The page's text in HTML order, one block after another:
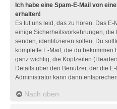
Ich habe eine Spam-E-Mail von
erhalten!
Es tut uns leid, das zu hören. Das
einige Sicherheitsvorkehrungen, die
senden, identifizieren sollen. Du
komplette E-Mail, die du bekommen
ganz wichtig, die Kopfzeilen
Details über den Benutzer, der die
Administrator kann dann
Nach oben